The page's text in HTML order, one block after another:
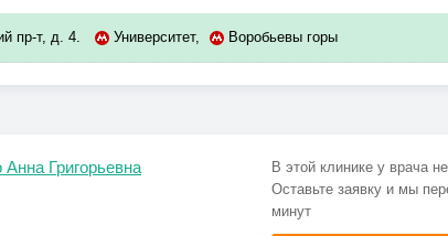
пр-т, д. 4. Университет, Воробьевы горы
В этой клинике у врача
Оставьте заявку и мы
минут
Анна Григорьевна